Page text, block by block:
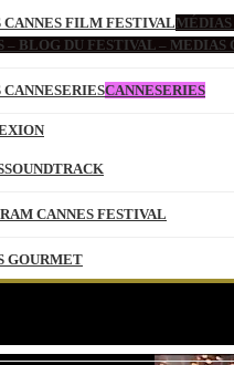
CANNES FILM FESTIVAL
– BLOG DU FESTIVAL –
CANNESERIESCANNESERIES
CANNES FESTIVAL
GOURMET